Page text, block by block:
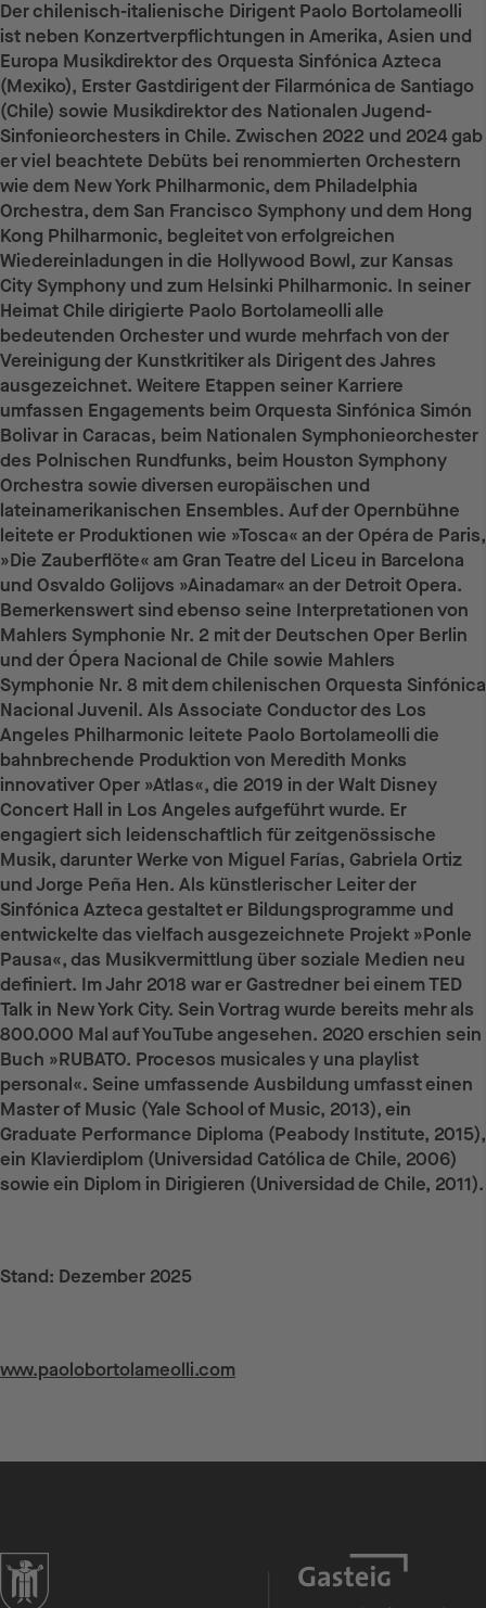
Der chilenisch-italienische Dirigent Paolo Bortolameolli
ist neben Konzertverpflichtungen in Amerika, Asien und
Europa Musikdirektor des Orquesta Sinfónica Azteca
(Mexiko), Erster Gastdirigent der Filarmónica de Santiago
(Chile) sowie Musikdirektor des Nationalen Jugend-
Sinfonieorchesters in Chile. Zwischen 2022 und 2024 gab
er viel beachtete Debüts bei renommierten Orchestern
wie dem New York Philharmonic, dem Philadelphia
Orchestra, dem San Francisco Symphony und dem Hong
Kong Philharmonic, begleitet von erfolgreichen
Wiedereinladungen in die Hollywood Bowl, zur Kansas
City Symphony und zum Helsinki Philharmonic. In seiner
Heimat Chile dirigierte Paolo Bortolameolli alle
bedeutenden Orchester und wurde mehrfach von der
Vereinigung der Kunstkritiker als Dirigent des Jahres
ausgezeichnet. Weitere Etappen seiner Karriere
umfassen Engagements beim Orquesta Sinfónica Simón
Bolivar in Caracas, beim Nationalen Symphonieorchester
des Polnischen Rundfunks, beim Houston Symphony
Orchestra sowie diversen europäischen und
lateinamerikanischen Ensembles. Auf der Opernbühne
leitete er Produktionen wie »Tosca« an der Opéra de Paris,
»Die Zauberflöte« am Gran Teatre del Liceu in Barcelona
und Osvaldo Golijovs »Ainadamar« an der Detroit Opera.
Bemerkenswert sind ebenso seine Interpretationen von
Mahlers Symphonie Nr. 2 mit der Deutschen Oper Berlin
und der Ópera Nacional de Chile sowie Mahlers
Symphonie Nr. 8 mit dem chilenischen Orquesta Sinfónica
Nacional Juvenil. Als Associate Conductor des Los
Angeles Philharmonic leitete Paolo Bortolameolli die
bahnbrechende Produktion von Meredith Monks
innovativer Oper »Atlas«, die 2019 in der Walt Disney
Concert Hall in Los Angeles aufgeführt wurde. Er
engagiert sich leidenschaftlich für zeitgenössische
Musik, darunter Werke von Miguel Farías, Gabriela Ortiz
und Jorge Peña Hen. Als künstlerischer Leiter der
Sinfónica Azteca gestaltet er Bildungsprogramme und
entwickelte das vielfach ausgezeichnete Projekt »Ponle
Pausa«, das Musikvermittlung über soziale Medien neu
definiert. Im Jahr 2018 war er Gastredner bei einem TED
Talk in New York City. Sein Vortrag wurde bereits mehr als
800.000 Mal auf YouTube angesehen. 2020 erschien sein
Buch »RUBATO. Procesos musicales y una playlist
personal«. Seine umfassende Ausbildung umfasst einen
Master of Music (Yale School of Music, 2013), ein
Graduate Performance Diploma (Peabody Institute, 2015),
ein Klavierdiplom (Universidad Católica de Chile, 2006)
sowie ein Diplom in Dirigieren (Universidad de Chile, 2011).
Stand: Dezember 2025
Weiterführende Links
www.paolobortolameolli.com
zur Website der Landeshauptstadt München